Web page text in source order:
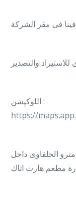
والتصدير
اللوكيشن :
https://
مترو الخلفاوى داخل